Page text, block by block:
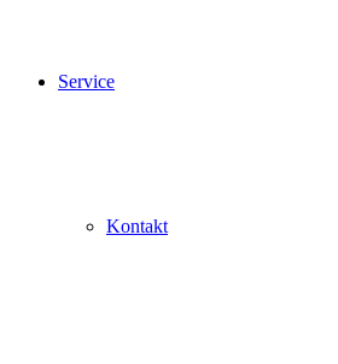
Service
Kontakt